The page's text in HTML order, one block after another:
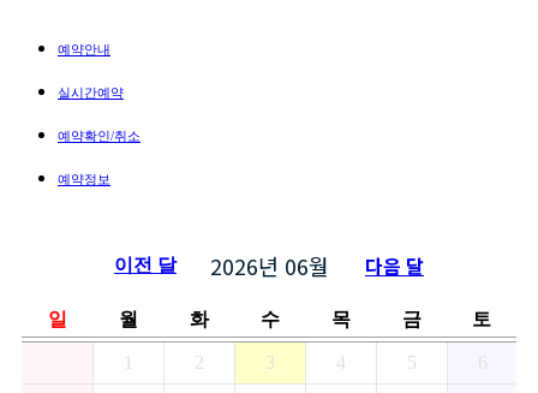
예약안내
실시간예약
예약확인/취소
예약정보
이전 달 2026년 06월 다음 달
일 월 화 수 목 금 토
1 2 3 4 5 6